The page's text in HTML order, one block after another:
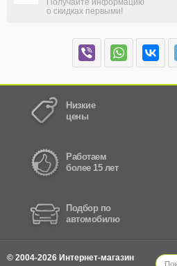
Получайте информацию
о скидках первыми!
Низкие
цены
Работаем
более 15 лет
Подбор по
автомобилю
© 2004-2026 Интернет-магазин